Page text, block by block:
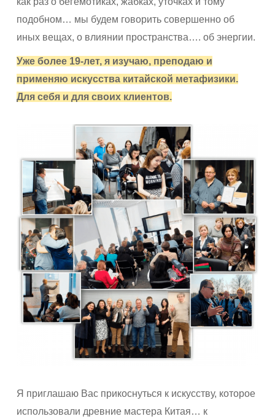
подобном… мы будем говорить совершенно об
иных вещах, о влиянии пространства…. об энергии.
Уже более 19-лет, я изучаю, преподаю и
применяю искусства китайской метафизики.
Для себя и для своих клиентов.
Я приглашаю Вас прикоснуться к искусству, которое
использовали древние мастера Китая… к